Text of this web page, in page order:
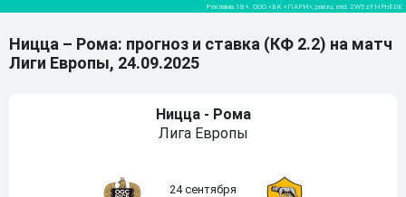
Ницца – Рома: прогноз и ставка (КФ 2.2) на матч
Лиги Европы, 24.09.2025
Ницца - Рома
Лига Европы
24 сентября